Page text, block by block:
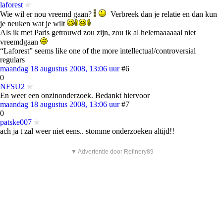
laforest
Wie wil er nou vreemd gaan?
Verbreek dan je relatie en dan kun
je neuken wat je wilt
Als ik met Paris getrouwd zou zijn, zou ik al helemaaaaaal niet
vreemdgaan
“Laforest” seems like one of the more intellectual/controversial
regulars
maandag 18 augustus 2008, 13:06 uur #6
0
NFSU2
En weer een onzinonderzoek. Bedankt hiervoor
maandag 18 augustus 2008, 13:06 uur #7
0
patske007
ach ja t zal weer niet eens.. stomme onderzoeken altijd!!
▼ Advertentie door Refinery89